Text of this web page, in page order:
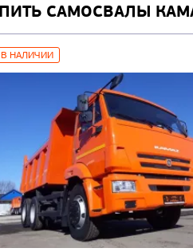
САМОСВАЛЫ
В НАЛИЧИИ